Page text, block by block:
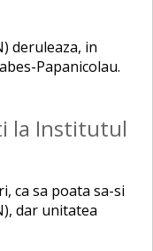
deruleaza, in
Papanicolau.
la Institutul
ca sa poata sa-si
dar unitatea